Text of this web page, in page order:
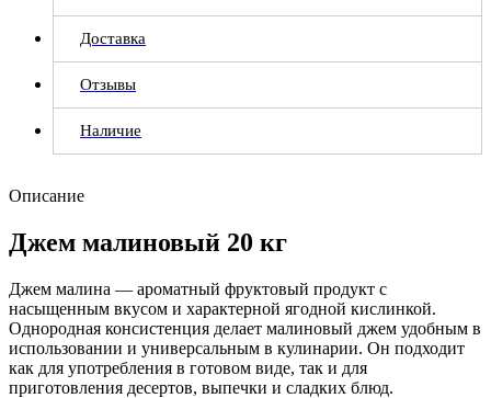
Доставка
Отзывы
Наличие
Описание
Джем малиновый 20 кг
Джем малина — ароматный фруктовый продукт с
насыщенным вкусом и характерной ягодной кислинкой.
Однородная консистенция делает малиновый джем удобным в
использовании и универсальным в кулинарии. Он подходит
как для употребления в готовом виде, так и для
приготовления десертов, выпечки и сладких блюд.